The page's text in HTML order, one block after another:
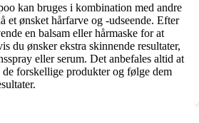
kan bruges i kombination med andre
et ønsket hårfarve og -udseende. Efter
en balsam eller hårmaske for at
du ønsker ekstra skinnende resultater,
eller serum. Det anbefales altid at
forskellige produkter og følge dem